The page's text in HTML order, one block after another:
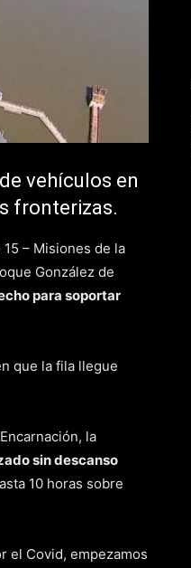
vehículos en
fronterizas.
– Misiones de la
González de
para soportar
que la fila llegue
la
sin descanso
10 horas sobre
el Covid, empezamos